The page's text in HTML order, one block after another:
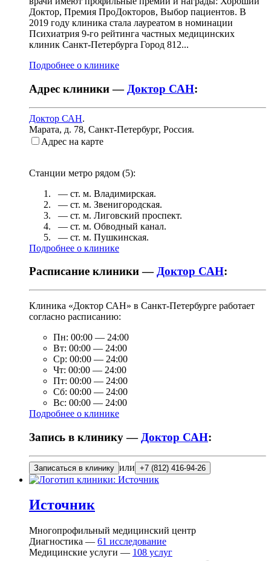
Доктор, Премия ПроДокторов, Выбор пациентов. В
2019 году клиника стала лауреатом в номинации
Психиатрия 9-го рейтинга частных медицинских
клиник Санкт-Петербурга Город 812...
Подробнее о клинике
Адрес клиники — Доктор САН:
Доктор САН.
Марата, д. 78, Санкт-Петербург, Россия.
Адрес на карте
Станции метро рядом (5):
— ст. м. Владимирская.
— ст. м. Звенигородская.
— ст. м. Лиговский проспект.
— ст. м. Обводный канал.
— ст. м. Пушкинская.
Подробнее о клинике
Расписание клиники —Доктор САН:
Клиника «Доктор САН» в Санкт-Петербурге работает
согласно расписанию:
Пн: 00:00 — 24:00
Вт: 00:00 — 24:00
Ср: 00:00 — 24:00
Чт: 00:00 — 24:00
Пт: 00:00 — 24:00
Сб: 00:00 — 24:00
Вс: 00:00 — 24:00
Подробнее о клинике
Запись в клинику — Доктор САН:
Записаться в клинику или +7 (812) 416-94-26
Источник
Многопрофильный медицинский центр
Диагностика — 61 исследование
Медицинские услуги — 108 услуг